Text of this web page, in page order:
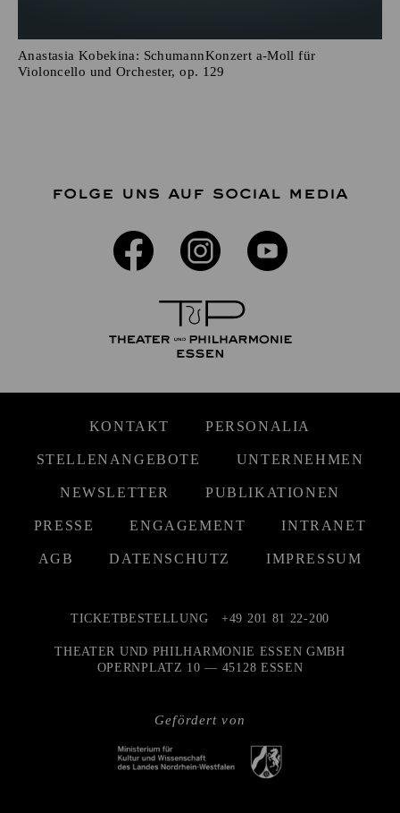
Anastasia Kobekina: SchumannKonzert a-Moll für
Violoncello und Orchester, op. 129
FOLGE UNS AUF SOCIAL MEDIA
KONTAKT PERSONALIA
STELLENANGEBOTE UNTERNEHMEN
NEWSLETTER PUBLIKATIONEN
PRESSE ENGAGEMENT INTRANET
AGB DATENSCHUTZ IMPRESSUM
Gefördert von
TICKETBESTELLUNG +49 201 81 22-200
THEATER UND PHILHARMONIE ESSEN GMBH
OPERNPLATZ 10 — 45128 ESSEN